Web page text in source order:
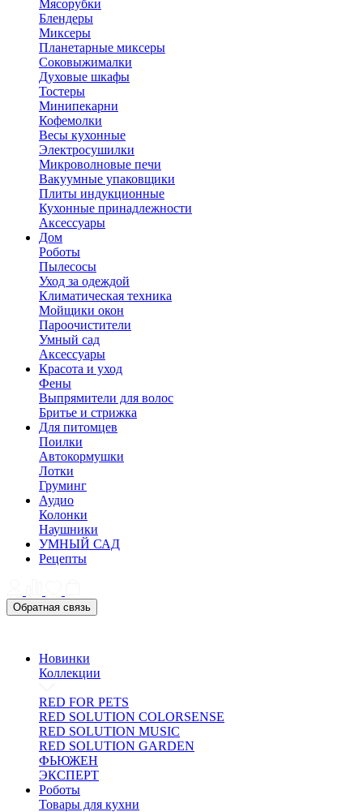
Мясорубки
Блендеры
Миксеры
Планетарные миксеры
Соковыжималки
Духовые шкафы
Тостеры
Минипекарни
Кофемолки
Весы кухонные
Электросушилки
Микроволновые печи
Вакуумные упаковщики
Плиты индукционные
Кухонные принадлежности
Аксессуары
Дом
Роботы
Пылесосы
Уход за одеждой
Климатическая техника
Мойщики окон
Пароочистители
Умный сад
Аксессуары
Красота и уход
Фены
Выпрямители для волос
Бритье и стрижка
Для питомцев
Поилки
Автокормушки
Лотки
Груминг
Аудио
Колонки
Наушники
УМНЫЙ САД
Рецепты
Обратная связь
Новинки
Коллекции
RED FOR PETS
RED SOLUTION COLORSENSE
RED SOLUTION MUSIC
RED SOLUTION GARDEN
ФЬЮЖЕН
ЭКСПЕРТ
Роботы
Товары для кухни